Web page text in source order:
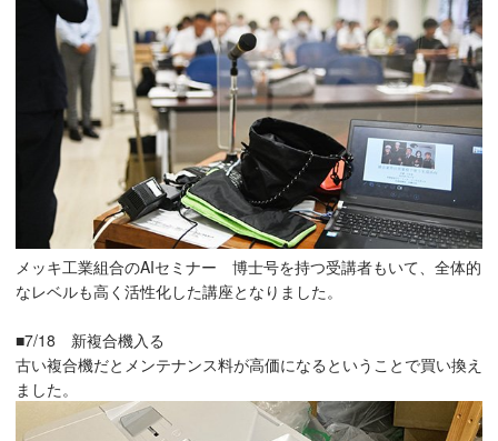
メッキ工業組合のAIセミナー 博士号を持つ受講者もいて、全体的
なレベルも高く活性化した講座となりました。
■7/18 新複合機入る
古い複合機だとメンテナンス料が高価になるということで買い換え
ました。